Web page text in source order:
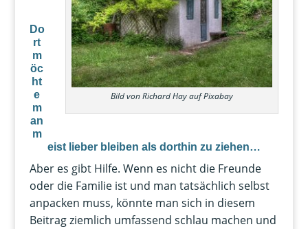
Bild von Richard Hay auf Pixabay
Do
rt
m
öc
ht
e
m
an
m
eist lieber bleiben als dorthin zu ziehen…
Aber es gibt Hilfe. Wenn es nicht die Freunde
oder die Familie ist und man tatsächlich selbst
anpacken muss, könnte man sich in diesem
Beitrag ziemlich umfassend schlau machen und